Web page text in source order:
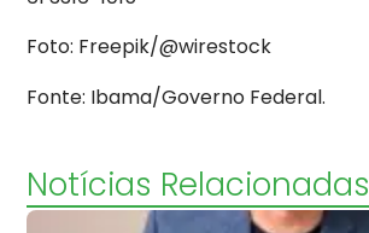
Foto: Freepik/@wirestock
Fonte: Ibama/Governo Federal.
Notícias Relacionadas